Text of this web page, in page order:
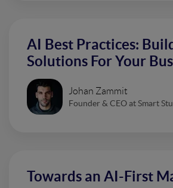
AI Best Practices:
Solutions For Your
Johan Zammit
Founder & CEO at Smart
Towards an AI-First